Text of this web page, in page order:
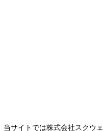
当サイトでは株式会社スクウ